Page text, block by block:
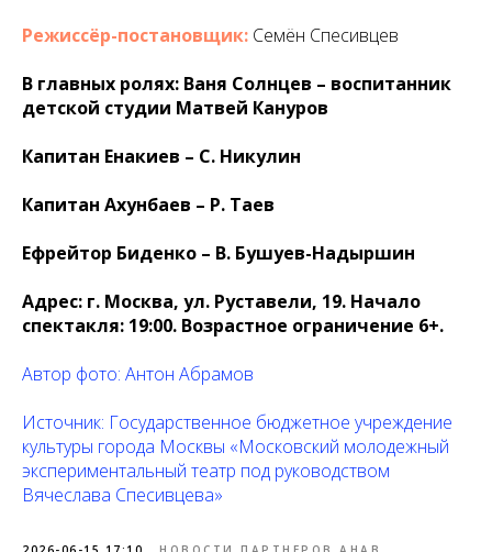
Режиссёр-постановщик: Семён Спесивцев
В главных ролях: Ваня Солнцев – воспитанник
детской студии Матвей Кануров
Капитан Енакиев – С. Никулин
Капитан Ахунбаев – Р. Таев
Ефрейтор Биденко – В. Бушуев-Надыршин
Адрес: г. Москва, ул. Руставели, 19. Начало
спектакля: 19:00. Возрастное ограничение 6+.
Автор фото: Антон Абрамов
Источник: Государственное бюджетное учреждение
культуры города Москвы «Московский молодежный
экспериментальный театр под руководством
Вячеслава Спесивцева»